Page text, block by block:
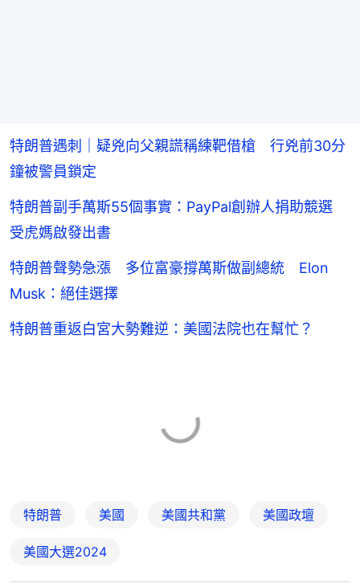
特朗普遇刺｜疑兇向父親謊稱練靶借槍 行兇前30分
鐘被警員鎖定
特朗普副手萬斯55個事實：PayPal創辦人捐助競選
受虎媽啟發出書
特朗普聲勢急漲 多位富豪撐萬斯做副總統 Elon
Musk：絕佳選擇
特朗普重返白宮大勢難逆：美國法院也在幫忙？
特朗普 美國 美國共和黨 美國政壇
美國大選2024